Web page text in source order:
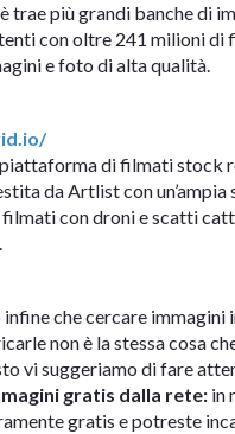
trae più grandi banche di
con oltre 241 milioni di
e foto di alta qualità.
di filmati stock
da Artlist con un’ampia
con droni e scatti
che cercare immagini
non è la stessa cosa
vi suggeriamo di fare
gratis dalla rete: in
gratis e potreste